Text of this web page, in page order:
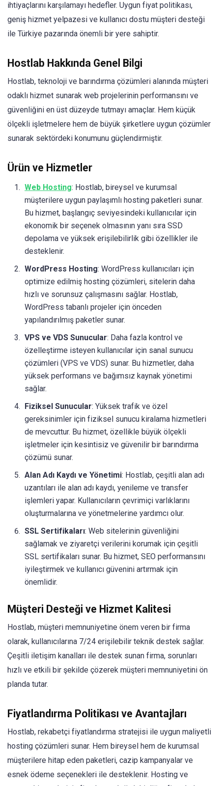
ihtiyaçlarını karşılamayı hedefler. Uygun fiyat politikası,
geniş hizmet yelpazesi ve kullanıcı dostu müşteri desteği
ile Türkiye pazarında önemli bir yere sahiptir.
Hostlab Hakkında Genel Bilgi
Hostlab, teknoloji ve barındırma çözümleri alanında müşteri
odaklı hizmet sunarak web projelerinin performansını ve
güvenliğini en üst düzeyde tutmayı amaçlar. Hem küçük
ölçekli işletmelere hem de büyük şirketlere uygun çözümler
sunarak sektördeki konumunu güçlendirmiştir.
Ürün ve Hizmetler
Web Hosting: Hostlab, bireysel ve kurumsal
müşterilere uygun paylaşımlı hosting paketleri sunar.
Bu hizmet, başlangıç seviyesindeki kullanıcılar için
ekonomik bir seçenek olmasının yanı sıra SSD
depolama ve yüksek erişilebilirlik gibi özellikler ile
desteklenir.
WordPress Hosting: WordPress kullanıcıları için
optimize edilmiş hosting çözümleri, sitelerin daha
hızlı ve sorunsuz çalışmasını sağlar. Hostlab,
WordPress tabanlı projeler için önceden
yapılandırılmış paketler sunar.
VPS ve VDS Sunucular: Daha fazla kontrol ve
özelleştirme isteyen kullanıcılar için sanal sunucu
çözümleri (VPS ve VDS) sunar. Bu hizmetler, daha
yüksek performans ve bağımsız kaynak yönetimi
sağlar.
Fiziksel Sunucular: Yüksek trafik ve özel
gereksinimler için fiziksel sunucu kiralama hizmetleri
de mevcuttur. Bu hizmet, özellikle büyük ölçekli
işletmeler için kesintisiz ve güvenilir bir barındırma
çözümü sunar.
Alan Adı Kaydı ve Yönetimi: Hostlab, çeşitli alan adı
uzantıları ile alan adı kaydı, yenileme ve transfer
işlemleri yapar. Kullanıcıların çevrimiçi varlıklarını
oluşturmalarına ve yönetmelerine yardımcı olur.
SSL Sertifikaları: Web sitelerinin güvenliğini
sağlamak ve ziyaretçi verilerini korumak için çeşitli
SSL sertifikaları sunar. Bu hizmet, SEO performansını
iyileştirmek ve kullanıcı güvenini artırmak için
önemlidir.
Müşteri Desteği ve Hizmet Kalitesi
Hostlab, müşteri memnuniyetine önem veren bir firma
olarak, kullanıcılarına 7/24 erişilebilir teknik destek sağlar.
Çeşitli iletişim kanalları ile destek sunan firma, sorunları
hızlı ve etkili bir şekilde çözerek müşteri memnuniyetini ön
planda tutar.
Fiyatlandırma Politikası ve Avantajları
Hostlab, rekabetçi fiyatlandırma stratejisi ile uygun maliyetli
hosting çözümleri sunar. Hem bireysel hem de kurumsal
müşterilere hitap eden paketleri, cazip kampanyalar ve
esnek ödeme seçenekleri ile desteklenir. Hosting ve